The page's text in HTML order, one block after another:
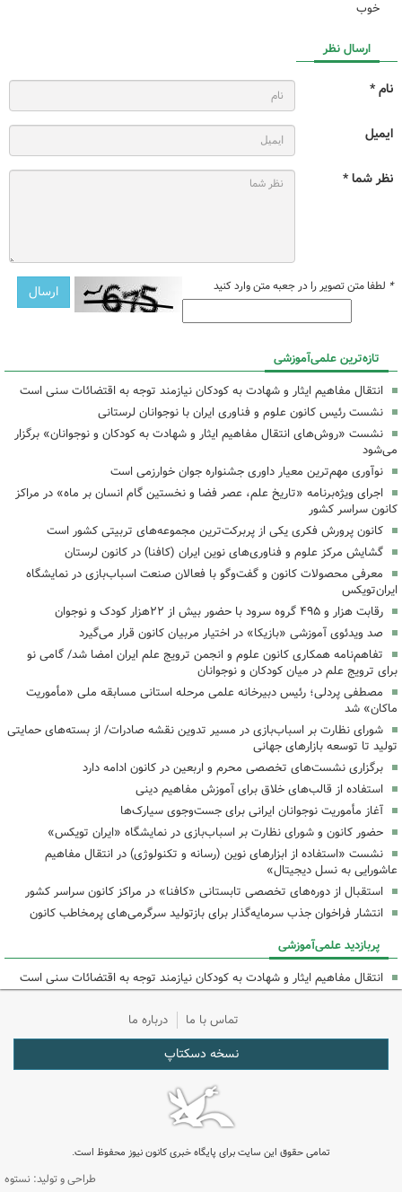
خوب
ارسال نظر
نام *
ایمیل
نظر شما *
* لطفا متن تصویر را در جعبه متن وارد کنید
تازه‌ترین علمی‌آموزشی
انتقال مفاهیم ایثار و شهادت به کودکان نیازمند توجه به اقتضائات سنی است
نشست رئیس کانون علوم و فناوری ایران با نوجوانان لرستانی
نشست «روش‌های انتقال مفاهیم ایثار و شهادت به کودکان و نوجوانان» برگزار
می‌شود
نوآوری مهم‌ترین معیار داوری جشنواره جوان خوارزمی است
اجرای ویژه‌برنامه «تاریخ علم، عصر فضا و نخستین گام انسان بر ماه» در مراکز
کانون سراسر کشور
کانون پرورش فکری یکی از پربرکت‌ترین مجموعه‌های تربیتی کشور است
گشایش مرکز علوم و فناوری‌های نوین ایران (کافنا) در کانون لرستان
معرفی محصولات کانون و گفت‌وگو با فعالان صنعت اسباب‌بازی در نمایشگاه
ایران‌تویکس
رقابت هزار و ۴۹۵ گروه سرود با حضور بیش از ۲۲هزار کودک و نوجوان
‌صد ویدئوی آموزشی «بازیکا» در اختیار مربیان کانون قرار می‌گیرد
تفاهم‌نامه همکاری کانون علوم و انجمن ترویج علم ایران امضا شد/ گامی نو
برای ترویج علم در میان کودکان و نوجوانان
مصطفی پردلی؛ رئیس دبیرخانه علمی مرحله استانی مسابقه ملی «مأموریت
ماکان» شد
شورای نظارت بر اسباب‌بازی در مسیر تدوین نقشه صادرات/ از بسته‌های حمایتی
تولید تا توسعه بازارهای جهانی
برگزاری نشست‌های تخصصی محرم و اربعین در کانون ادامه دارد
استفاده از قالب‌های خلاق برای آموزش مفاهیم دینی
آغاز مأموریت نوجوانان ایرانی برای جست‌وجوی سیارک‌ها
حضور کانون و شورای نظارت بر اسباب‌بازی در نمایشگاه «ایران تویکس»
نشست «استفاده از ابزارهای نوین (رسانه و تکنولوژی) در انتقال مفاهیم
عاشورایی به نسل دیجیتال»
استقبال از دوره‌های تخصصی تابستانی «کافنا» در مراکز کانون سراسر کشور
انتشار فراخوان جذب سرمایه‌گذار برای بازتولید سرگرمی‌های پرمخاطب کانون
پربازدید علمی‌آموزشی
انتقال مفاهیم ایثار و شهادت به کودکان نیازمند توجه به اقتضائات سنی است
تماس با ما درباره ما
نسخه دسکتاپ
تمامی حقوق این سایت برای پایگاه خبری کانون نیوز محفوظ است.
طراحی و تولید: نستوه